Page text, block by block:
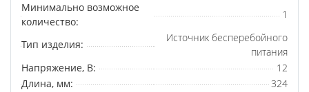
Минимально возможное
количество:
1
Тип изделия:
Источник бесперебойного
питания
Напряжение, В:
12
Длина, мм:
324